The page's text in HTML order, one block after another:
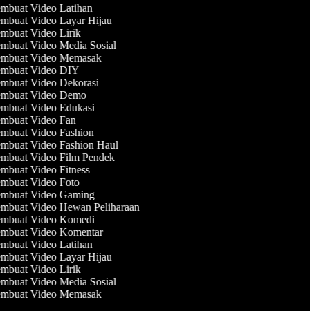
Video Latihan
Video Layar Hijau
Video Lirik
Video Media Sosial
Video Memasak
Video DIY
Video Dekorasi
Video Demo
Video Edukasi
Video Fan
Video Fashion
Video Fashion Haul
Video Film Pendek
Video Fitness
Video Foto
Video Gaming
Video Hewan Peliharaan
Video Komedi
Video Komentar
Video Latihan
Video Layar Hijau
Video Lirik
Video Media Sosial
Video Memasak